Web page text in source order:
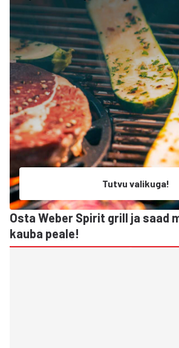
Tutvu valikuga!
Osta Weber Spirit grill ja saad
kauba peale!